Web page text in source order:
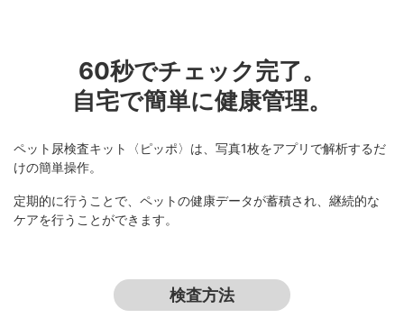
60秒でチェック完了。
自宅で簡単に健康管理。
ペット尿検査キット〈ピッポ〉は、写真1枚をアプリで解析するだ
けの簡単操作。
定期的に行うことで、ペットの健康データが蓄積され、継続的な
ケアを行うことができます。
検査方法